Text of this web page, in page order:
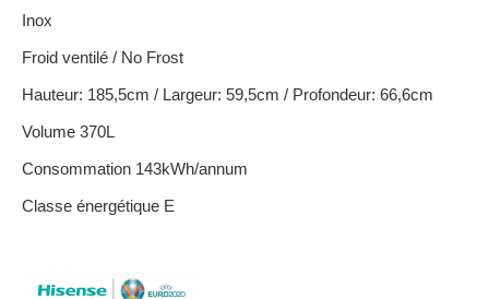
Inox
Froid ventilé / No Frost
Hauteur: 185,5cm / Largeur: 59,5cm / Profondeur: 66,6cm
Volume 370L
Consommation 143kWh/annum
Classe énergétique E